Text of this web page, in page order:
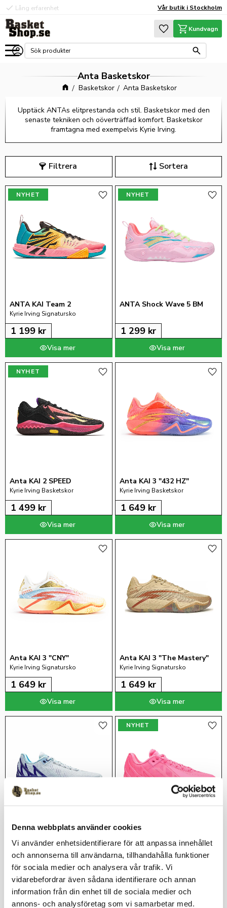
Denna webbplats använder cookies
Vi använder enhetsidentifierare för att anpassa innehållet
och annonserna till användarna, tillhandahålla funktioner
för sociala medier och analysera vår trafik. Vi
vidarebefordrar även sådana identifierare och annan
information från din enhet till de sociala medier och
annons- och analysföretag som vi samarbetar med.
Meny
check Lång erfarenhet
check Hög kvalité Vår butik i Stockholm
Favoriter
Kundvagn
Anta Basketskor
Basketskor Anta Basketskor
Upptäck ANTAs elitprestanda och stil. Basketskor med den
senaste tekniken och oöverträffad komfort. Basketskor
framtagna med exempelvis Kyrie Irving.
Filtrera Sortera
ANTA KAI Team 2
Kyrie Irving Signatursko
1 199 kr
NYHET Lägg till i favoriter
ANTA Shock Wave 5 BM
1 299kr
NYHET
Anta KAI 2 SPEED
Kyrie Irving Basketskor
1 499 kr
NYHET Lägg till i favoriter
Anta KAI 3 "432 HZ"
Kyrie Irving Basketskor
1 649kr
Anta KAI 3 "CNY"
Kyrie Irving Signatursko
1 649 kr
Lägg till i favoriter
Anta KAI 3 "The Mastery"
Kyrie Irving Signatursko
1 649kr
Anta KT11 "Christmas
Blue"
Klay Thompson Signaturskor
1 449kr
Lägg till i favoriter
Klay Thompson Signaturskor från
Anta
1 449kr
NYHET